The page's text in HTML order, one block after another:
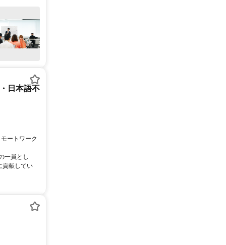
日本語不
ートワーク
一員とし
貢献してい